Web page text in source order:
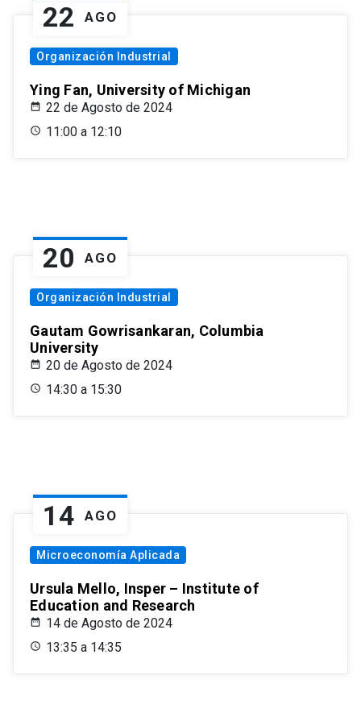
22 AGO
Organización Industrial
Ying Fan, University of Michigan
22 de Agosto de 2024
11:00 a 12:10
20 AGO
Organización Industrial
Gautam Gowrisankaran, Columbia
University
20 de Agosto de 2024
14:30 a 15:30
14 AGO
Microeconomía Aplicada
Ursula Mello, Insper – Institute of
Education and Research
14 de Agosto de 2024
13:35 a 14:35